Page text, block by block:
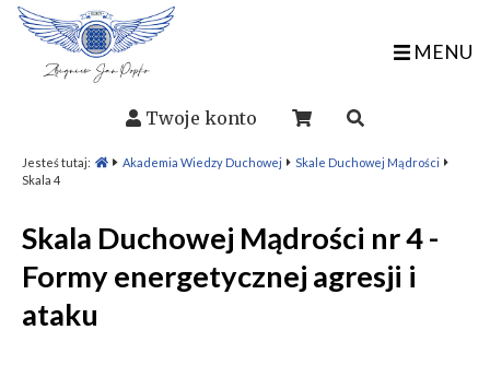
MENU
Twoje konto
Jesteś tutaj: Akademia Wiedzy Duchowej
Skale Duchowej Mądrości
Skala 4
Skala Duchowej Mądrości nr 4 -
Formy energetycznej agresji i
ataku